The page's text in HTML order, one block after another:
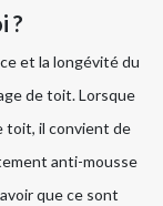
?
et la longévité du
de toit. Lorsque
toit, il convient de
anti-mousse
que ce sont